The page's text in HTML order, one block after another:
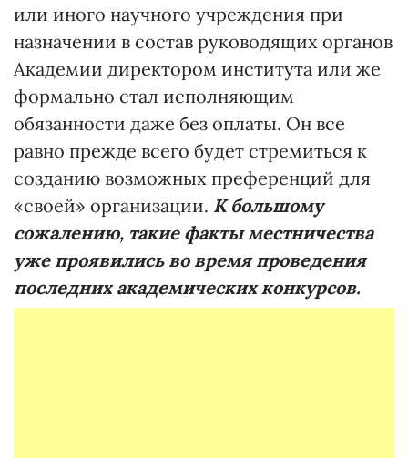
или иного научного учреждения при
назначении в состав руководящих органов
Академии директором института или же
формально стал исполняющим
обязанности даже без оплаты. Он все
равно прежде всего будет стремиться к
созданию возможных преференций для
«своей» организации. К большому
сожалению, такие факты местничества
уже проявились во время проведения
последних академических конкурсов.